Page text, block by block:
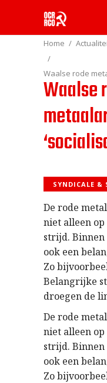
Home
Waalse rode
banken’
Waalse
SYNDICALE &
De rode
niet alleen
strijd. Binnen
ook een
Zo
Belangrijke
droegen de
De rode
niet alleen
strijd. Binnen
ook een
Zo